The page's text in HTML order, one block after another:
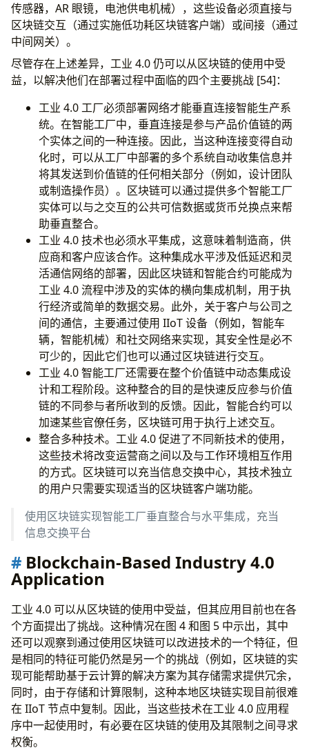
传感器，AR 眼镜，电池供电机械），这些设备必须直接与
区块链交互（通过实施低功耗区块链客户端）或间接（通过
中间网关）。
尽管存在上述差异，工业 4.0 仍可以从区块链的使用中受
益，以解决他们在部署过程中面临的四个主要挑战 [54]：
工业 4.0 工厂必须部署网络才能垂直连接智能生产系
统。在智能工厂中，垂直连接是参与产品价值链的两
个实体之间的一种连接。因此，当这种连接变得自动
化时，可以从工厂中部署的多个系统自动收集信息并
将其发送到价值链的任何相关部分（例如，设计团队
或制造操作员）。区块链可以通过提供多个智能工厂
实体可以与之交互的公共可信数据或货币兑换点来帮
助垂直整合。
工业 4.0 技术也必须水平集成，这意味着制造商，供
应商和客户应该合作。这种集成水平涉及低延迟和灵
活通信网络的部署，因此区块链和智能合约可能成为
工业 4.0 流程中涉及的实体的横向集成机制，用于执
行经济或简单的数据交易。此外，关于客户与公司之
间的通信，主要通过使用 IIoT 设备（例如，智能车
辆，智能机械）和社交网络来实现，其安全性是必不
可少的，因此它们也可以通过区块链进行交互。
工业 4.0 智能工厂还需要在整个价值链中动态集成设
计和工程阶段。这种整合的目的是快速反应参与价值
链的不同参与者所收到的反馈。因此，智能合约可以
加速某些官僚任务，区块链可用于执行上述交互。
整合多种技术。工业 4.0 促进了不同新技术的使用，
这些技术将改变运营商之间以及与工作环境相互作用
的方式。区块链可以充当信息交换中心，其技术独立
的用户只需要实现适当的区块链客户端功能。
使用区块链实现智能工厂垂直整合与水平集成，充当
信息交换平台
Blockchain-Based Industry 4.0
Application
工业 4.0 可以从区块链的使用中受益，但其应用目前也在各
个方面提出了挑战。这种情况在图 4 和图 5 中示出，其中
还可以观察到通过使用区块链可以改进技术的一个特征，但
是相同的特征可能仍然是另一个的挑战（例如，区块链的实
现可能帮助基于云计算的解决方案为其存储需求提供冗余，
同时，由于存储和计算限制，这种本地区块链实现目前很难
在 IIoT 节点中复制。因此，当这些技术在工业 4.0 应用程
序中一起使用时，有必要在区块链的使用及其限制之间寻求
权衡。